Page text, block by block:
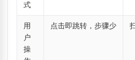
式
用
户
操
点击即跳转，步骤少